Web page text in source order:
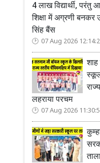
4 लाख विद्यार्थी,
शिक्षा में अग्रणी बनकर
सिंह बैंस
07 Aug 2026
लहराया परचम
07 Aug 2026